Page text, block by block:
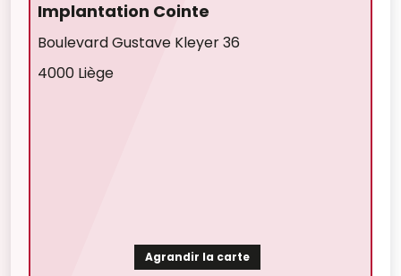
Implantation Cointe
Boulevard Gustave Kleyer 36
4000 Liège
Agrandir la carte